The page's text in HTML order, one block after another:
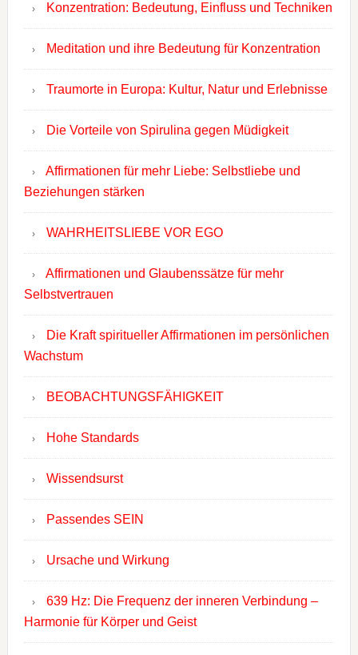
Konzentration: Bedeutung, Einfluss und Techniken
Meditation und ihre Bedeutung für Konzentration
Traumorte in Europa: Kultur, Natur und Erlebnisse
Die Vorteile von Spirulina gegen Müdigkeit
Affirmationen für mehr Liebe: Selbstliebe und
Beziehungen stärken
WAHRHEITSLIEBE VOR EGO
Affirmationen und Glaubenssätze für mehr
Selbstvertrauen
Die Kraft spiritueller Affirmationen im persönlichen
Wachstum
BEOBACHTUNGSFÄHIGKEIT
Hohe Standards
Wissendsurst
Passendes SEIN
Ursache und Wirkung
639 Hz: Die Frequenz der inneren Verbindung –
Harmonie für Körper und Geist